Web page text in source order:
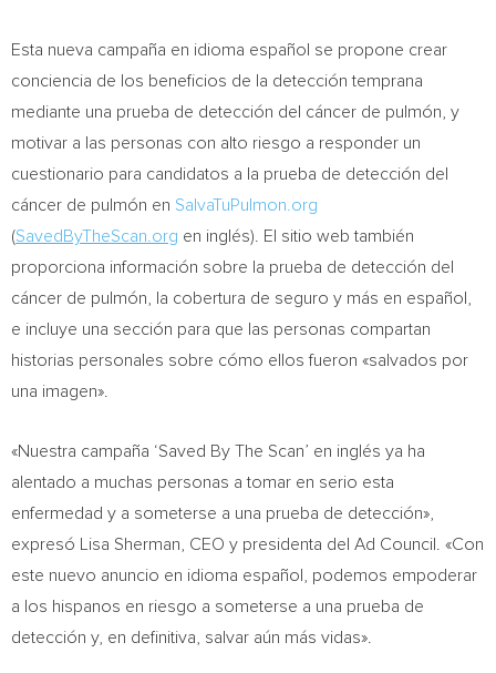
Esta nueva campaña en idioma español se propone crear
conciencia de los beneficios de la detección temprana
mediante una prueba de detección del cáncer de pulmón, y
motivar a las personas con alto riesgo a responder un
cuestionario para candidatos a la prueba de detección del
cáncer de pulmón en SalvaTuPulmon.org
(SavedByTheScan.org en inglés). El sitio web también
proporciona información sobre la prueba de detección del
cáncer de pulmón, la cobertura de seguro y más en español,
e incluye una sección para que las personas compartan
historias personales sobre cómo ellos fueron «salvados por
una imagen».
«Nuestra campaña ‘Saved By The Scan’ en inglés ya ha
alentado a muchas personas a tomar en serio esta
enfermedad y a someterse a una prueba de detección»,
expresó
Lisa Sherman , CEO y presidenta del Ad Council. «Con
este nuevo anuncio en idioma español, podemos empoderar
a los hispanos en riesgo a someterse a una prueba de
detección y, en definitiva, salvar aún más vidas».